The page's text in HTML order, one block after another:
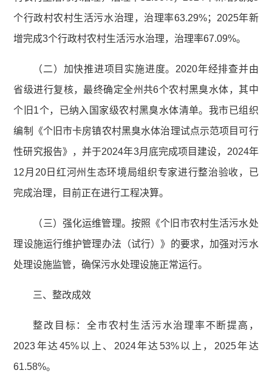
个行政村农村生活污水治理，治理率63.29%；2025年新
增完成3个行政村农村生活污水治理，治理率67.09%。
（二）加快推进项目实施进度。2020年经排查并由
省级进行复核，最终确定全州共6个农村黑臭水体，其中
个旧1个，已纳入国家级农村黑臭水体清单。我市已组织
编制《个旧市卡房镇农村黑臭水体治理试点示范项目可行
性研究报告》，并于2024年3月底完成项目建设，2024年
12月20日红河州生态环境局组织专家进行整治验收，已
完成治理，目前正在进行工程决算。
（三）强化运维管理。按照《个旧市农村生活污水处
理设施运行维护管理办法（试行）》的要求，加强对污水
处理设施监管，确保污水处理设施正常运行。
三、整改成效
整改目标：全市农村生活污水治理率不断提高，
2023年达45%以上、2024年达53%以上，2025年达
61.58%。